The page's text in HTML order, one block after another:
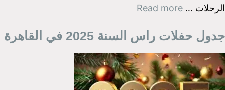
الرحلات … Read more
جدول حفلات راس السنة 2025 في القاهرة